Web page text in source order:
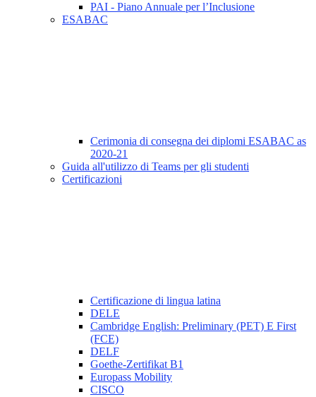
PAI - Piano Annuale per l’Inclusione
ESABAC
Cerimonia di consegna dei diplomi ESABAC as
2020-21
Guida all'utilizzo di Teams per gli studenti
Certificazioni
Certificazione di lingua latina
DELE
Cambridge English: Preliminary (PET) E First
(FCE)
DELF
Goethe-Zertifikat B1
Europass Mobility
CISCO